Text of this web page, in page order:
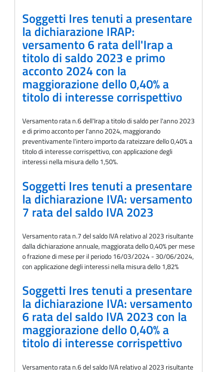
Soggetti Ires tenuti a presentare
la dichiarazione IRAP:
versamento 6 rata dell'Irap a
titolo di saldo 2023 e primo
acconto 2024 con la
maggiorazione dello 0,40% a
titolo di interesse corrispettivo
Versamento rata n.6 dell'Irap a titolo di saldo per l'anno 2023
e di primo acconto per l'anno 2024, maggiorando
preventivamente l'intero importo da rateizzare dello 0,40% a
titolo di interesse corrispettivo, con applicazione degli
interessi nella misura dello 1,50%.
Soggetti Ires tenuti a presentare
la dichiarazione IVA: versamento
7 rata del saldo IVA 2023
Versamento rata n.7 del saldo IVA relativo al 2023 risultante
dalla dichiarazione annuale, maggiorata dello 0,40% per mese
o frazione di mese per il periodo 16/03/2024 - 30/06/2024,
con applicazione degli interessi nella misura dello 1,82%
Soggetti Ires tenuti a presentare
la dichiarazione IVA: versamento
6 rata del saldo IVA 2023 con la
maggiorazione dello 0,40% a
titolo di interesse corrispettivo
Versamento rata n.6 del saldo IVA relativo al 2023 risultante